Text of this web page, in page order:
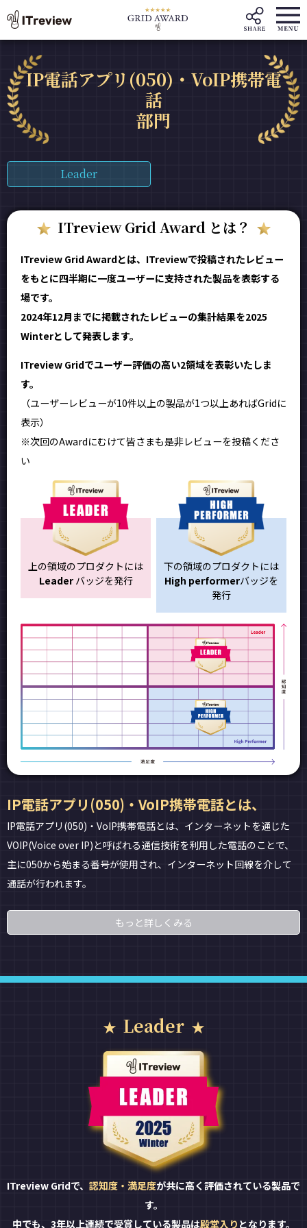
IP電話アプリ(050)・VoIP携帯電
話
部門
Leader
ITreview Grid Award とは？
ITreview Grid Awardとは、ITreviewで投稿されたレビュー
をもとに四半期に一度ユーザーに支持された製品を表彰する
場です。
2024年12月までに掲載されたレビューの集計結果を2025
Winterとして発表します。
ITreview Gridでユーザー評価の高い2領域を表彰いたしま
す。
（ユーザーレビューが10件以上の製品が1つ以上あればGridに
表示）
※次回のAwardにむけて皆さまも是非レビューを投稿くださ
い
上の領域のプロダクトには
Leaderバッジを発行
下の領域のプロダクトには
High performerバッジを
発行
IP電話アプリ(050)・VoIP携帯電話とは、
IP電話アプリ(050)・VoIP携帯電話とは、インターネットを通じた
VOIP(Voice over IP)と呼ばれる通信技術を利用した電話のことで、
主に050から始まる番号が使用され、インターネット回線を介して
通話が行われます。
もっと詳しくみる
Leader
ITreview Gridで、 認知度・満足度が共に高く評価されている製品で
す。
中でも、3年以上連続で受賞している製品は殿堂入り となります。